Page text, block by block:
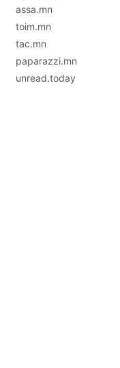
assa.mn
toim.mn
tac.mn
paparazzi.mn
unread.today